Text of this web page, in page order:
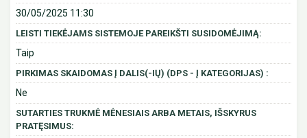
30/05/2025 11:30
LEISTI TIEKĖJAMS SISTEMOJE PAREIKŠTI SUSIDOMĖJIMĄ:
Taip
PIRKIMAS SKAIDOMAS Į DALIS(-IŲ) (DPS - Į KATEGORIJAS) :
Ne
SUTARTIES TRUKMĖ MĖNESIAIS ARBA METAIS, IŠSKYRUS
PRATĘSIMUS: